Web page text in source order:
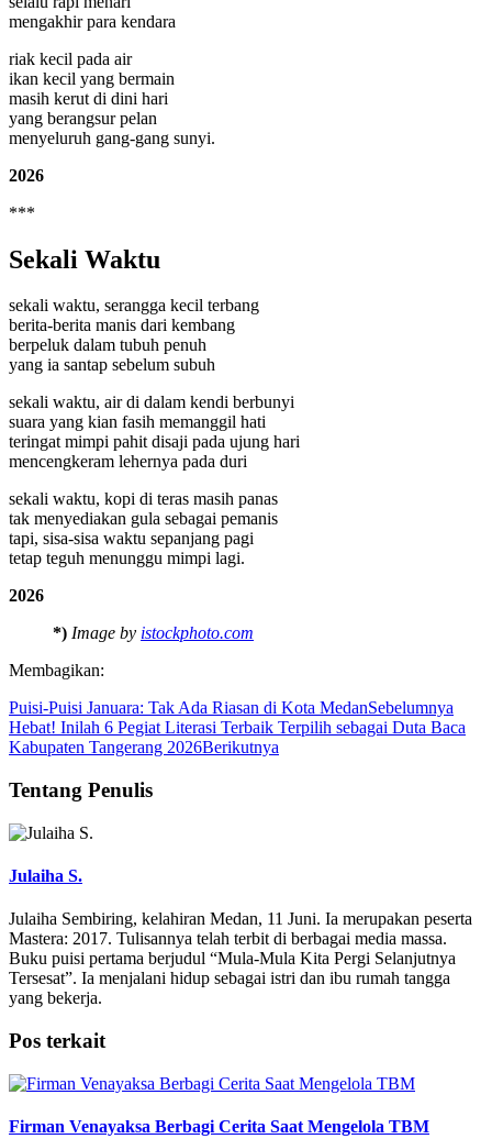
mengakhir para kendara
riak kecil pada air
ikan kecil yang bermain
masih kerut di dini hari
yang berangsur pelan
menyeluruh gang-gang sunyi.
2026
***
Sekali Waktu
sekali waktu, serangga kecil terbang
berita-berita manis dari kembang
berpeluk dalam tubuh penuh
yang ia santap sebelum subuh
sekali waktu, air di dalam kendi berbunyi
suara yang kian fasih memanggil hati
teringat mimpi pahit disaji pada ujung hari
mencengkeram lehernya pada duri
sekali waktu, kopi di teras masih panas
tak menyediakan gula sebagai pemanis
tapi, sisa-sisa waktu sepanjang pagi
tetap teguh menunggu mimpi lagi.
2026
*) Image by istockphoto.com
Membagikan:
Puisi-Puisi Januara: Tak Ada Riasan di Kota MedanSebelumnya
Hebat! Inilah 6 Pegiat Literasi Terbaik Terpilih sebagai Duta Baca
Kabupaten Tangerang 2026Berikutnya
Tentang Penulis
Julaiha S.
Julaiha Sembiring, kelahiran Medan, 11 Juni. Ia merupakan peserta
Mastera: 2017. Tulisannya telah terbit di berbagai media massa.
Buku puisi pertama berjudul “Mula-Mula Kita Pergi Selanjutnya
Tersesat”. Ia menjalani hidup sebagai istri dan ibu rumah tangga
yang bekerja.
Pos terkait
Firman Venayaksa Berbagi Cerita Saat Mengelola TBM